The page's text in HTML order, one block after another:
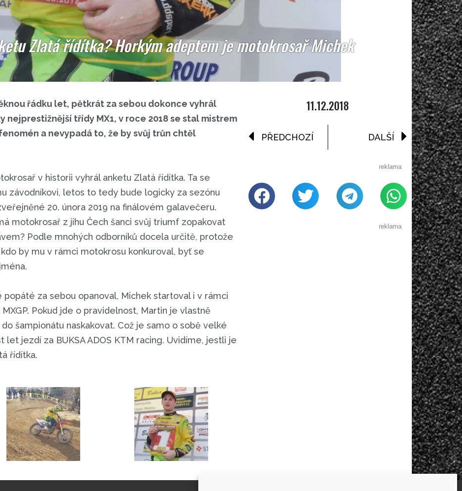
Zlatá řídítka? Horkým adeptem je motokrosař Michek
řádku let, pětkrát za sebou dokonce vyhrál
třídy MX1, v roce 2018 se stal mistrem
a nevypadá to, že by svůj trůn chtěl
v historii vyhrál anketu Zlatá řídítka. Ta se
závodníkovi, letos to tedy bude logicky za sezónu
20. února 2019 na finálovém galavečeru.
motokrosař z jihu Čech šanci svůj triumf zopakovat
Podle mnohých odborníků docela určitě, protože
by mu v rámci motokrosu konkuroval, byť se
za sebou opanoval, Michek startoval i v rámci
Pokud jde o pravidelnost, Martin je vlastně
šampionátu naskakovat. Což je samo o sobě velké
jezdí za BUKSA ADOS KTM racing. Uvidíme, jestli je
řídítka.
11.12.2018
PŘEDCHOZÍ DALŠÍ
reklama
reklama